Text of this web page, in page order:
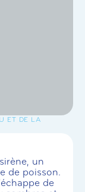
ET DE LA
un
de poisson.
de